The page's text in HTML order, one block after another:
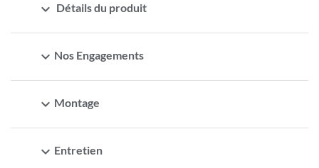
expand_more Détails du produit
expand_more Nos Engagements
expand_more Montage
expand_more Entretien